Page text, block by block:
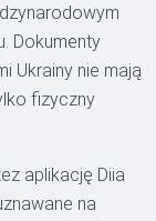
Dokumenty
Ukrainy nie mają
fizyczny
aplikację Diia
na